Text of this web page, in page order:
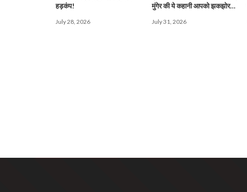
हड़कंप!
July 28, 2026
मुंगेर की ये कहानी आपको झकझोर
July 31, 2026